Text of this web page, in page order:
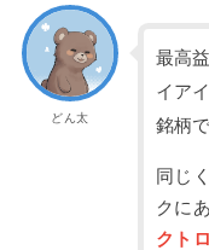
どん太
最高
イア
銘柄
同じ
クに
クト